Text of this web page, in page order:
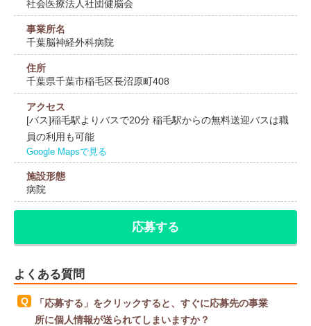
社会医療法人社団健脳会
事業所名
千葉脳神経外科病院
住所
千葉県千葉市稲毛区長沼原町408
アクセス
[バス]稲毛駅よりバスで20分 稲毛駅からの無料送迎バスは職
員の利用も可能
Google Mapsで見る
施設形態
病院
応募する
よくある質問
「応募する」をクリックすると、すぐに応募先の事業
所に個人情報が送られてしまいますか？